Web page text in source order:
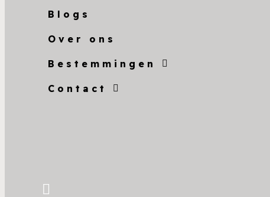
Blogs
Over ons
Bestemmingen
Contact